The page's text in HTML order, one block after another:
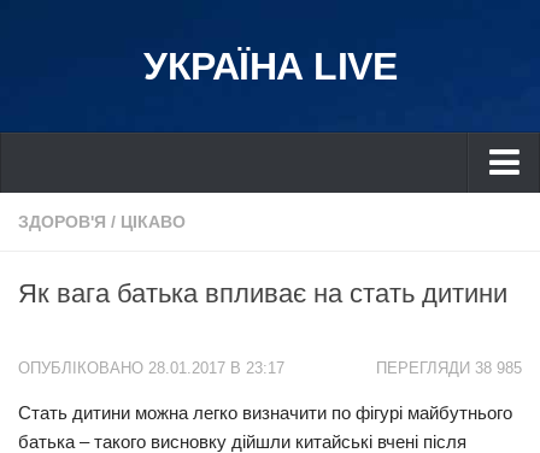
УКРАЇНА LIVE
Україна
Дніпро
Івано-Франківськ
Харків
ЗДОРОВ'Я / ЦІКАВО
Як вага батька впливає на стать дитини
ПЕРЕГЛЯДИ 38 985
ОПУБЛІКОВАНО 28.01.2017 В 23:17
Стать дитини можна легко визначити по фігурі майбутнього
батька – такого висновку дійшли китайські вчені після